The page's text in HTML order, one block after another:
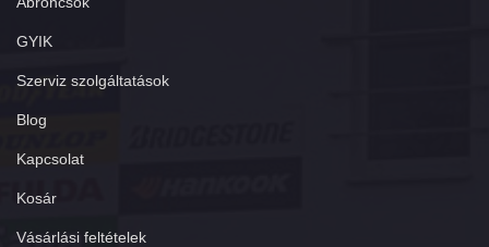
GYIK
Szerviz szolgáltatások
Blog
Kapcsolat
Kosár
Vásárlási feltételek